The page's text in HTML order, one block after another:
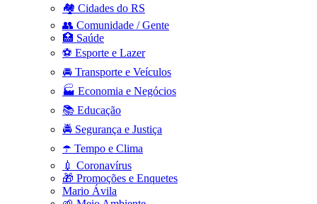
🏘️ Cidades do RS
👥 Comunidade / Gente
🏥 Saúde
⚽ Esporte e Lazer
🚘 Transporte e Veículos
🏭 Economia e Negócios
📚 Educação
🚔 Segurança e Justiça
☂️ Tempo e Clima
💉 Coronavírus
🎁 Promoções e Enquetes
Mario Ávila